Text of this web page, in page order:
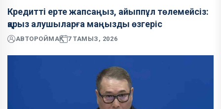
Кредитті ерте жапсаңыз, айыппұл төлемейсіз:
қарыз алушыларға маңызды өзгеріс
АВТОРОЙМАҚ 7 ТАМЫЗ, 2026